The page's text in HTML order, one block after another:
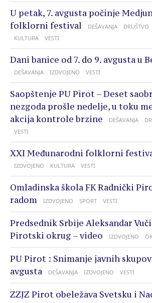
U petak, 7. avgusta počinje
folklorni festival
DEŠAVANJA DRUŠTVO
KULTURA
VESTI
Dani banice od 7. do 9. avgusta u
DEŠAVANJA IZDVOJENO VESTI
Saopštenje PU Pirot – Deset
nezgoda prošle nedelje, u toku
akcija kontrole brzine
DEŠAVANJA
VESTI
XXI Međunarodni folklorni
IZDVOJENO KULTURA VESTI
Omladinska škola FK Radnički
radom
IZDVOJENO SPORT VESTI
Predsednik Srbije Aleksandar
Pirotski okrug – video
IZDVOJENO
PU Pirot : Snimanje javnih
avgusta
DEŠAVANJA IZDVOJENO VESTI
ZZJZ Pirot obeležava Svetsku i